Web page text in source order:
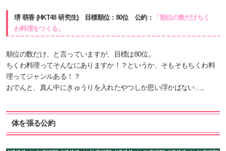
堺 萌香 (HKT48 研究生) 目標順位：80位 公約：
「順位の数だけちく
わ料理をつくる」
順位の数だけ、と言っていますが、目標は80位。
ちくわ料理ってそんなにありますか！？というか、そもそもちくわ料
理ってジャンルある！？
おでんと、真ん中にきゅうりを入れたやつしか思い浮かばない…。
体を張る公約